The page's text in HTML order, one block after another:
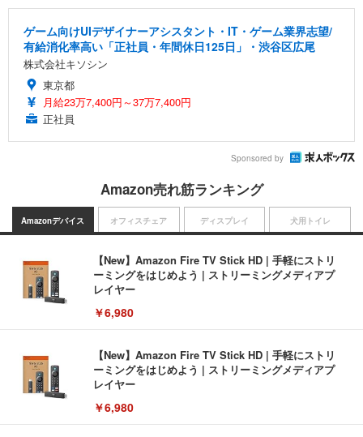
ゲーム向けUIデザイナーアシスタント・IT・ゲーム業界志望/
有給消化率高い「正社員・年間休日125日」・渋谷区広尾
株式会社キソシン
東京都
月給23万7,400円～37万7,400円
正社員
Sponsored by
Amazon売れ筋ランキング
Amazonデバイス
【New】Amazon Fire TV Stick HD | 手軽にストリ
ーミングをはじめよう | ストリーミングメディアプ
レイヤー
￥6,980
【New】Amazon Fire TV Stick HD | 手軽にストリ
ーミングをはじめよう | ストリーミングメディアプ
レイヤー
￥6,980
オフィスチェア ディスプレイ 犬用トイレ